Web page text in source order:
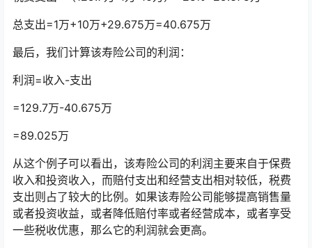
总支出=1万+10万+29.675万=40.675万
最后，我们计算该寿险公司的利润：
利润=收入-支出
=129.7万-40.675万
=89.025万
从这个例子可以看出，该寿险公司的利润主要来自于保费
收入和投资收入，而赔付支出和经营支出相对较低，税费
支出则占了较大的比例。如果该寿险公司能够提高销售量
或者投资收益，或者降低赔付率或者经营成本，或者享受
一些税收优惠，那么它的利润就会更高。